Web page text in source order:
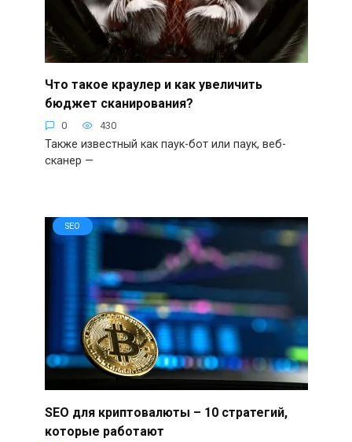
Что такое краулер и как увеличить
бюджет сканирования?
0 430
Также известный как паук-бот или паук, веб-
сканер —
SEO
SEO для криптовалюты – 10 стратегий,
которые работают